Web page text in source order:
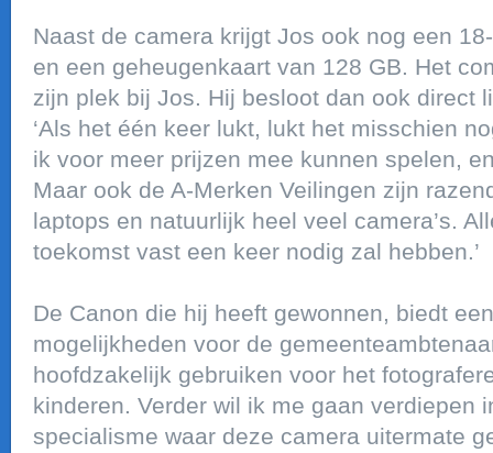
Naast de camera krijgt Jos ook nog een
en een geheugenkaart van 128 GB. Het
zijn plek bij Jos. Hij besloot dan ook direct
‘Als het één keer lukt, lukt het misschien
ik voor meer prijzen mee kunnen spelen,
Maar ook de A-Merken Veilingen zijn
laptops en natuurlijk heel veel camera’s.
toekomst vast een keer nodig zal hebben.’
De Canon die hij heeft gewonnen, biedt
mogelijkheden voor de
hoofdzakelijk gebruiken voor het
kinderen. Verder wil ik me gaan verdiepen
specialisme waar deze camera uitermate